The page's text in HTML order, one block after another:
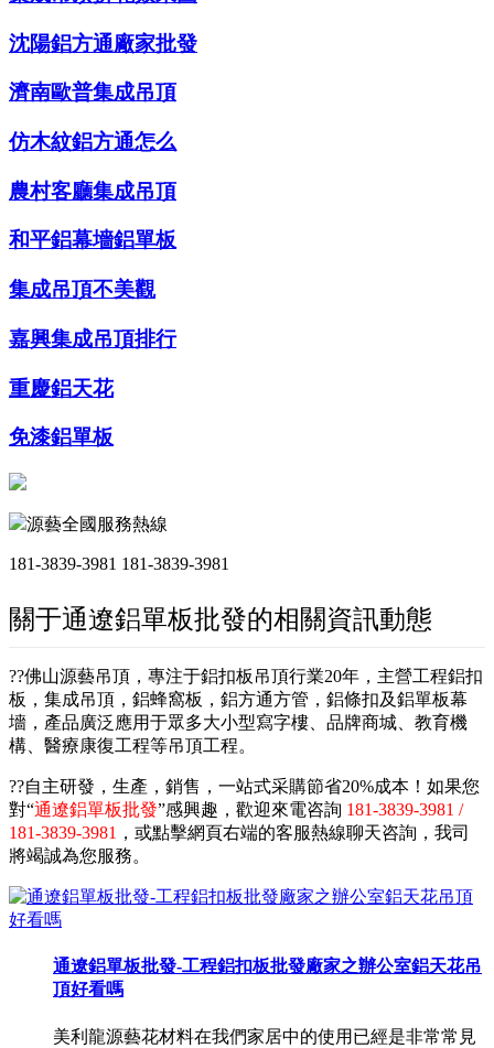
沈陽鋁方通廠家批發
濟南歐普集成吊頂
仿木紋鋁方通怎么
農村客廳集成吊頂
和平鋁幕墻鋁單板
集成吊頂不美觀
嘉興集成吊頂排行
重慶鋁天花
免漆鋁單板
源藝全國服務熱線
181-3839-3981 181-3839-3981
關于通遼鋁單板批發的相關資訊動態
??佛山源藝吊頂，專注于鋁扣板吊頂行業20年，主營工程鋁扣
板，集成吊頂，鋁蜂窩板，鋁方通方管，鋁條扣及鋁單板幕
墻，產品廣泛應用于眾多大小型寫字樓、品牌商城、教育機
構、醫療康復工程等吊頂工程。
??自主研發，生產，銷售，一站式采購節省20%成本！如果您
對“通遼鋁單板批發”感興趣，歡迎來電咨詢 181-3839-3981 /
181-3839-3981 ，或點擊網頁右端的客服熱線聊天咨詢，我司
將竭誠為您服務。
通遼鋁單板批發-工程鋁扣板批發廠家之辦公室鋁天花吊
頂好看嗎
美利龍源藝花材料在我們家居中的使用已經是非常常見